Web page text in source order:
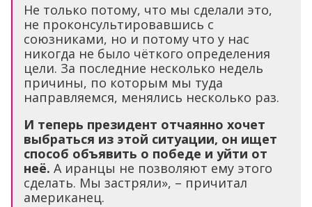
Не только потому, что мы сделали это,
не проконсультировавшись с
союзниками, но и потому что у нас
никогда не было чёткого определения
цели. За последние несколько недель
причины, по которым мы туда
направляемся, менялись несколько раз.
И теперь президент отчаянно хочет
выбраться из этой ситуации, он ищет
способ объявить о победе и уйти от
неё. А иранцы не позволяют ему этого
сделать. Мы застряли», – причитал
американец.